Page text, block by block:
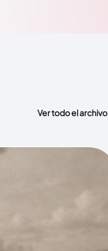
Ver todo el archivo